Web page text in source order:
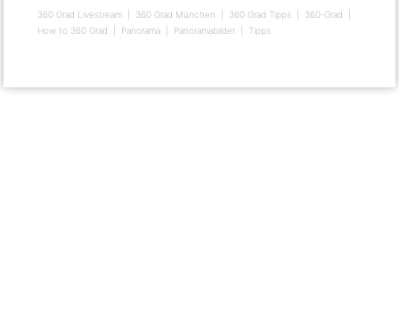
360 Grad Livestream 360 Grad München 360 Grad Tipps
360-Grad
How to 360 Grad
Panorama Panoramabilder Tipps